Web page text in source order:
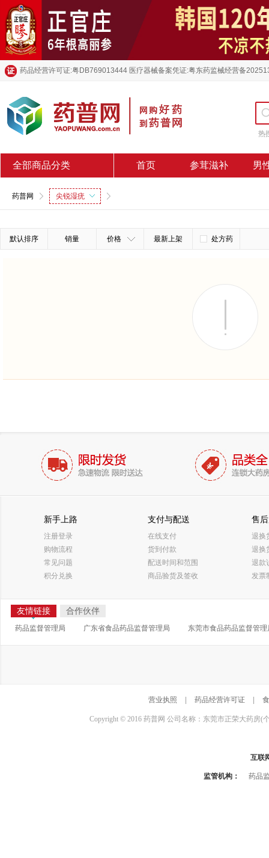
药品经营许可证:粤DB769013444 医疗器械备案凭证:粤东药监械经营备
热
全部商品分类 首页 参茸滋补 男
药普网 尖锐湿疣
默认排序 销量 价格 最新上架 处方药
新手上路
注册登录
购物流程
常见问题
积分兑换
支付与配送
在线支付
货到付款
配送时间和范围
商品验货及签收
售
退换
退换
退款
发票
友情链接 合作伙伴
药品监督管理局 广东省食品药品监督管理局 东莞市食品药品监督管理
营业执照 药品经营许可证
Copyright © 2016 药普网 公司名称：东莞市正荣大药房(
互联
监管机构： 药品